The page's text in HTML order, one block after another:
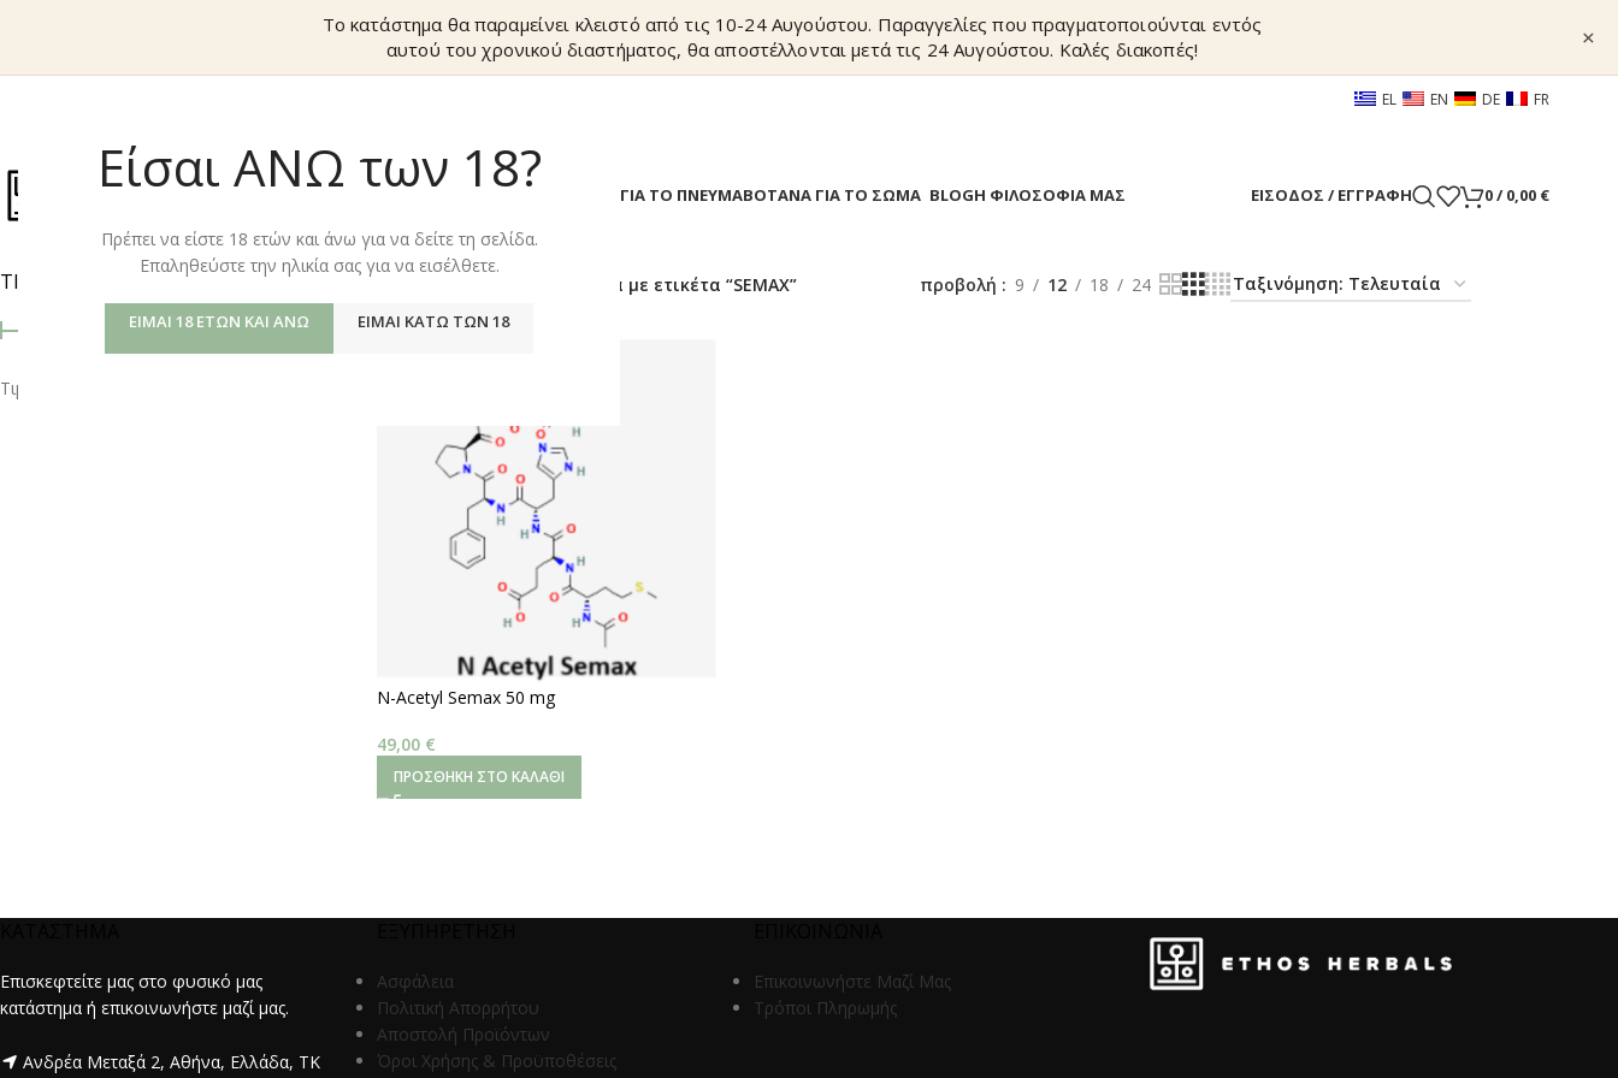
Είσαι ΑΝΩ των 18?
Πρέπει να είστε 18 ετών και άνω για να δείτε τη σελίδα.
Επαληθεύστε την ηλικία σας για να εισέλθετε.
ΕΊΜΑΙ 18 ΕΤΏΝ ΚΑΙ ΆΝΩ ΕΊΜΑΙ ΚΆΤΩ ΤΩΝ 18
Το κατάστημα θα παραμείνει κλειστό από τις 10-24 Αυγούστου. Παραγγελίες που πραγματοποιούνται εντός
αυτού του χρονικού διαστήματος, θα αποστέλλονται μετά τις 24 Αυγούστου. Καλές διακοπές!
×
EL EN DE FR
ΒΟΤΑΝΑ ΓΙΑ ΤΟ ΠΝΕΥΜΑΒΟΤΑΝΑ ΓΙΑ ΤΟ ΣΩΜΑ BLOGΗ ΦΙΛΟΣΟΦΙΑ ΜΑΣ ΕΊΣΟΔΟΣ / ΕΓΓΡΑΦΉ 0/ 0,00 €
ΤΙΜΉ
Τιμή:
Προϊόντα με ετικέτα “SEMAX” προβολή 9 12 18 24
N-Acetyl Semax 50 mg
49,00 €
ΠΡΟΣΘΉΚΗ ΣΤΟ ΚΑΛΆΘΙ
Επισκεφτείτε μας στο φυσικό μας
κατάστημα ή επικοινωνήστε μαζί μας.
Ανδρέα Μεταξά 2, Αθήνα, Ελλάδα, ΤΚ
Ασφάλεια
Πολιτική Απορρήτου
Αποστολή Προϊόντων
Όροι Χρήσης & Προϋποθέσεις
Επικοινωνήστε Μαζί Μας
Τρόποι Πληρωμής